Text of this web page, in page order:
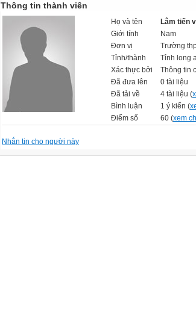
Thông tin thành viên
Họ và tên
Lâm tiến
Giới tính
Nam
Đơn vị
Trường
Tỉnh/thành
Tỉnh long
Xác thực bởi
Thông tin
Đã đưa lên
0 tài liệu
Đã tải về
4 tài liệu (
Bình luận
1 ý kiến (
Điểm số
60 (xem
Nhắn tin cho người này